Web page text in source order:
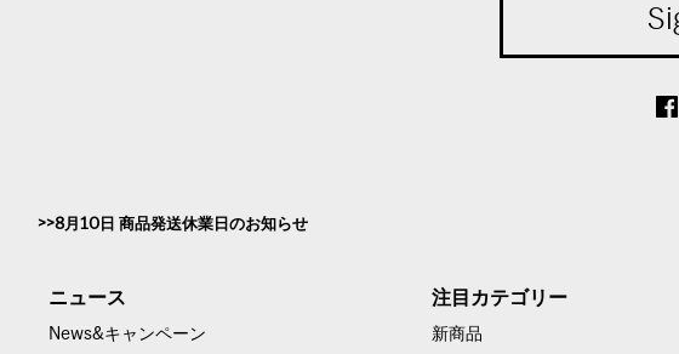
8月10日 商品発送休業日のお知らせ
ニュース
News&キャンペーン
注目カテゴリー
新商品